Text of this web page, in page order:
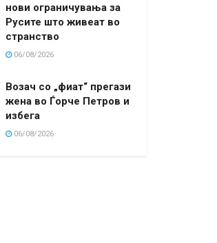
нови ограничувања за
Русите што живеат во
странство
06/08/2026
Возач со „фиат“ прегази
жена во Ѓорче Петров и
избега
06/08/2026